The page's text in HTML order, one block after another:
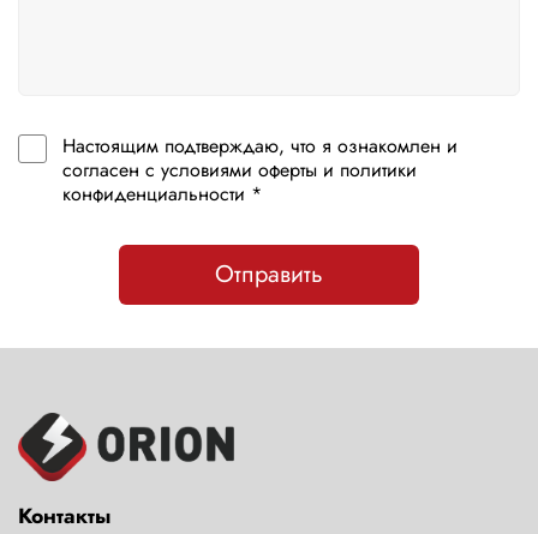
Настоящим подтверждаю, что я ознакомлен и
согласен с условиями оферты и политики
конфиденциальности *
Отправить
Контакты